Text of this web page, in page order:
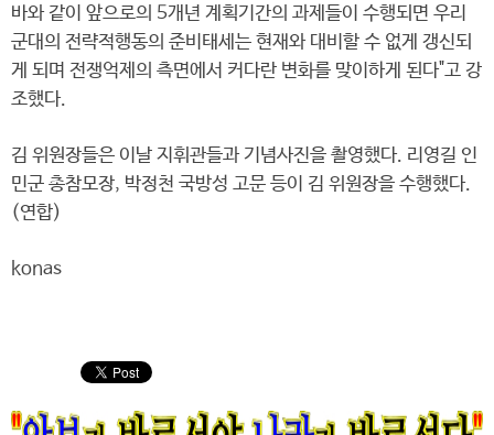
바와 같이 앞으로의 5개년 계획기간의 과제들이 수행되면 우리
군대의 전략적행동의 준비태세는 현재와 대비할 수 없게 갱신되
게 되며 전쟁억제의 측면에서 커다란 변화를 맞이하게 된다"고 강
조했다.
김 위원장들은 이날 지휘관들과 기념사진을 촬영했다. 리영길 인
민군 총참모장, 박정천 국방성 고문 등이 김 위원장을 수행했다.
(연합)
konas